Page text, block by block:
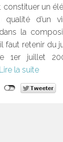
constituer un
d’un
la
faut retenir du
1er juillet
Lire la suite